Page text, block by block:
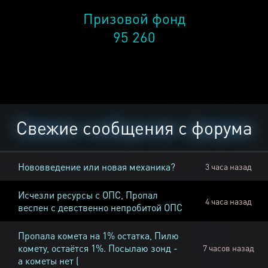
Призовой фонд
95 260
Свежие сообщения с форума
Нововведение или новая механика? 3 часа назад
Исчезли ресурсы с ОПС, Пропал
веспен с девственно непробитой ОПС
4 часа назад
Пропала комета на 1% остатка, Пилю
комету, остаётся 1%. Посылаю зонд -
а кометы нет (
7 часов назад